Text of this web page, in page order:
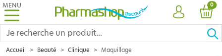
MENU
COMPTE
0
Accueil Beauté Clinique Maquillage